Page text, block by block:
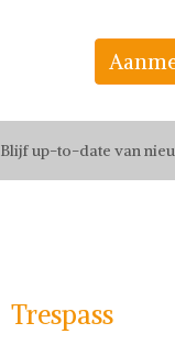
Bestel jouw favoriete
Blijf up-to-date van
Trespass